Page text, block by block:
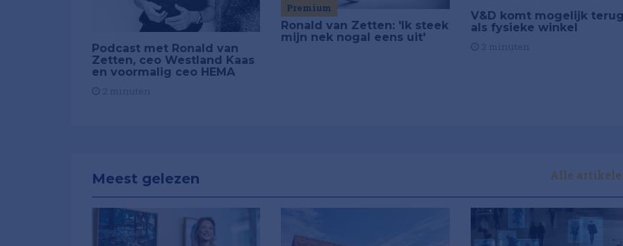
Podcast met Ronald van
Zetten, ceo Westland Kaas
en voormalig ceo HEMA
Premium
Ronald van Zetten: 'Ik steek
mijn nek nogal eens uit'
V&D komt mogelijk
als fysieke winkel
Meest gelezen Alle